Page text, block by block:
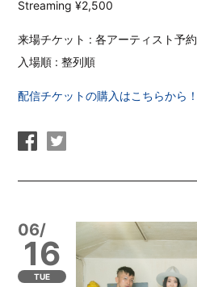
Streaming ¥2,500
来場チケット : 各アーティスト予約
入場順 : 整列順
配信チケットの購入はこちらから！
06/
16
TUE